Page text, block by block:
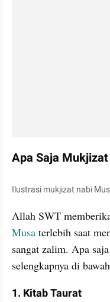
Apa Saja
Ilustrasi mukjizat nabi
Allah SWT
Musa terlebih saat
sangat zalim. Apa
selengkapnya di
1. Kitab Taurat